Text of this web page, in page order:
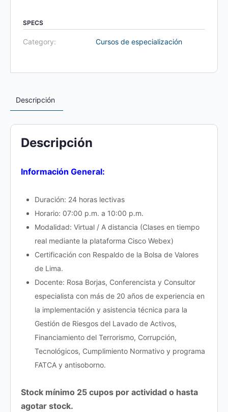
Herramientas
Gestión
de
SPECS
Category: Cursos de especialización
Descripción
Descripción
Información General:
Duración: 24 horas lectivas
Horario: 07:00 p.m. a 10:00 p.m.
Modalidad: Virtual / A distancia (Clases en tiempo
real mediante la plataforma Cisco Webex)
Certificación con Respaldo de la Bolsa de Valores
de Lima.
Docente: Rosa Borjas, Conferencista y Consultor
especialista con más de 20 años de experiencia en
la implementación y asistencia técnica para la
Gestión de Riesgos del Lavado de Activos,
Financiamiento del Terrorismo, Corrupción,
Tecnológicos, Cumplimiento Normativo y programa
FATCA y antisoborno.
Stock mínimo 25 cupos por actividad o hasta
agotar stock.